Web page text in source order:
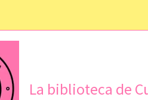
La biblioteca de